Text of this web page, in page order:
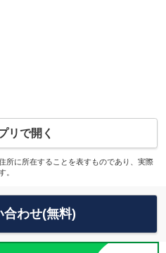
リで開く
所に所在することを表すものであり、実際
。
合わせ(無料)